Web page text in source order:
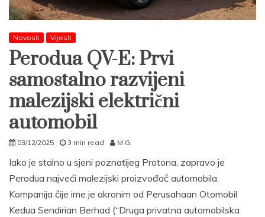
Novosti Vijesti
Perodua QV-E: Prvi
samostalno razvijeni
malezijski električni
automobil
03/12/2025 3 min read M.G.
Iako je stalno u sjeni poznatijeg Protona, zapravo je
Perodua najveći malezijski proizvođač automobila.
Kompanija čije ime je akronim od Perusahaan Otomobil
Kedua Sendirian Berhad (“Druga privatna automobilska